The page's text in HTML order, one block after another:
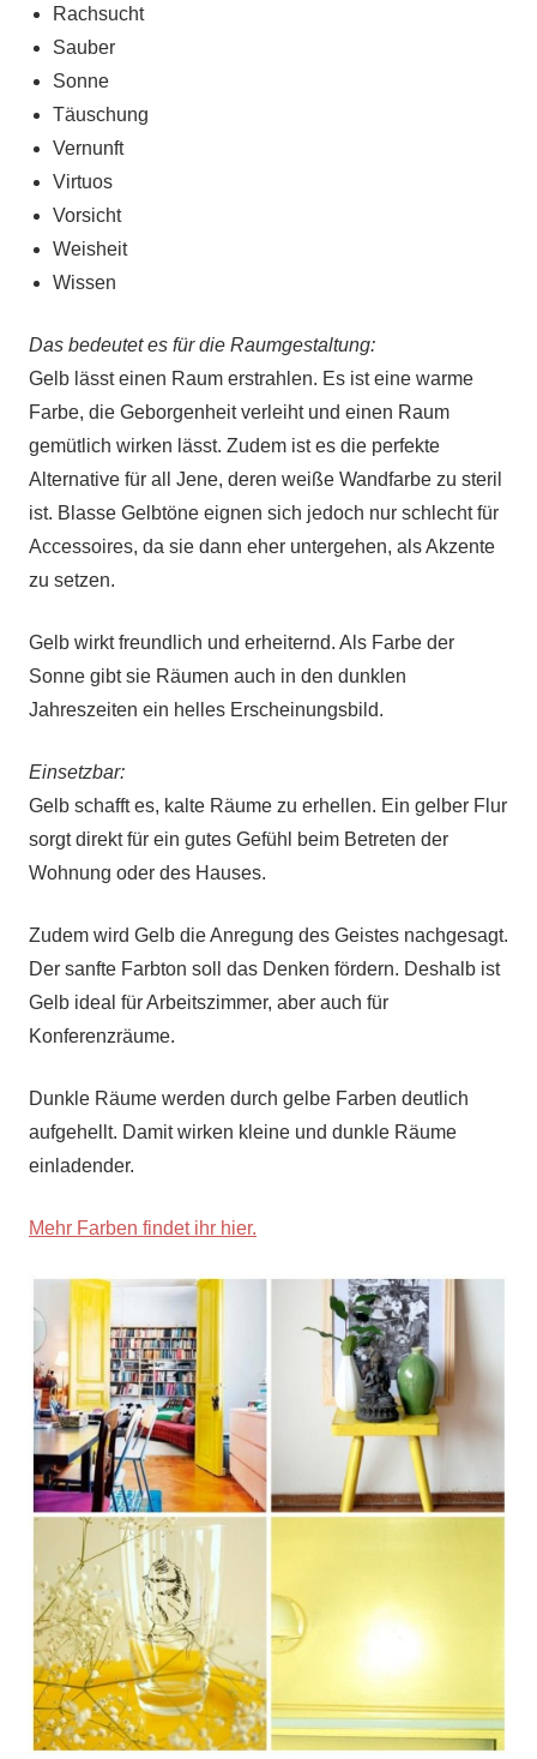
Rachsucht
Sauber
Sonne
Täuschung
Vernunft
Virtuos
Vorsicht
Weisheit
Wissen
Das bedeutet es für die Raumgestaltung:
Gelb lässt einen Raum erstrahlen. Es ist eine warme
Farbe, die Geborgenheit verleiht und einen Raum
gemütlich wirken lässt. Zudem ist es die perfekte
Alternative für all Jene, deren weiße Wandfarbe zu steril
ist. Blasse Gelbtöne eignen sich jedoch nur schlecht für
Accessoires, da sie dann eher untergehen, als Akzente
zu setzen.
Gelb wirkt freundlich und erheiternd. Als Farbe der
Sonne gibt sie Räumen auch in den dunklen
Jahreszeiten ein helles Erscheinungsbild.
Einsetzbar:
Gelb schafft es, kalte Räume zu erhellen. Ein gelber Flur
sorgt direkt für ein gutes Gefühl beim Betreten der
Wohnung oder des Hauses.
Zudem wird Gelb die Anregung des Geistes nachgesagt.
Der sanfte Farbton soll das Denken fördern. Deshalb ist
Gelb ideal für Arbeitszimmer, aber auch für
Konferenzräume.
Dunkle Räume werden durch gelbe Farben deutlich
aufgehellt. Damit wirken kleine und dunkle Räume
einladender.
Mehr Farben findet ihr hier.